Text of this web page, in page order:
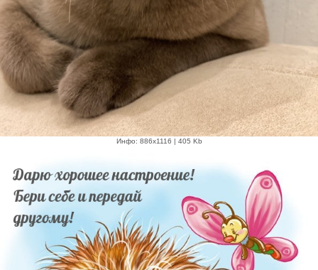
Инфо: 886х1116 | 405 Kb